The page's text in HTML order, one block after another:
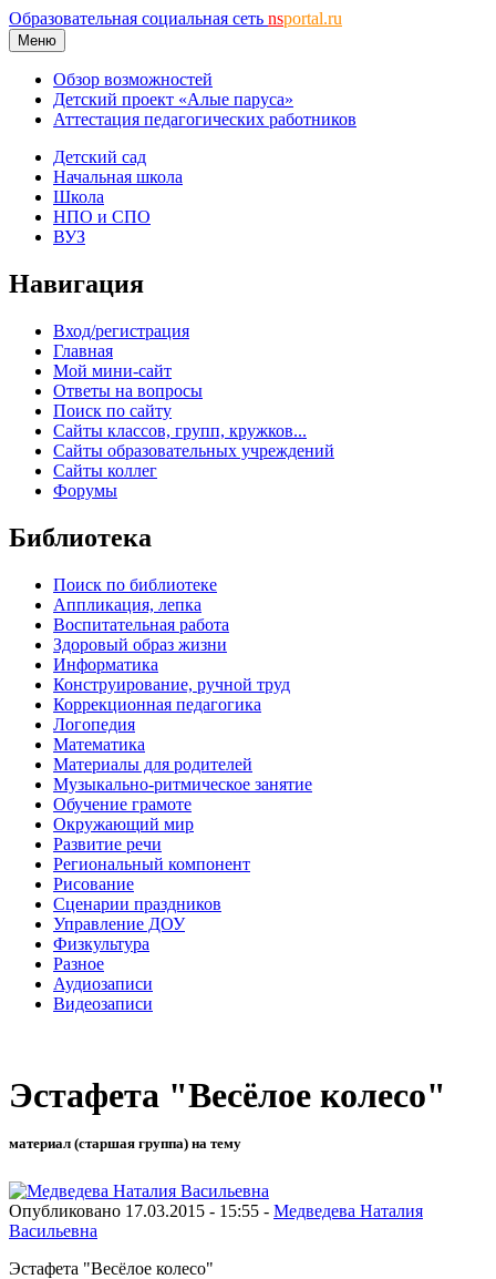
Образовательная социальная сеть nsportal.ru
Меню
Обзор возможностей
Детский проект «Алые паруса»
Аттестация педагогических работников
Детский сад
Начальная школа
Школа
НПО и СПО
ВУЗ
Навигация
Вход/регистрация
Главная
Мой мини-сайт
Ответы на вопросы
Поиск по сайту
Сайты классов, групп, кружков...
Сайты образовательных учреждений
Сайты коллег
Форумы
Библиотека
Поиск по библиотеке
Аппликация, лепка
Воспитательная работа
Здоровый образ жизни
Информатика
Конструирование, ручной труд
Коррекционная педагогика
Логопедия
Математика
Материалы для родителей
Музыкально-ритмическое занятие
Обучение грамоте
Окружающий мир
Развитие речи
Региональный компонент
Рисование
Сценарии праздников
Управление ДОУ
Физкультура
Разное
Аудиозаписи
Видеозаписи
Эстафета "Весёлое колесо"
материал (старшая группа) на тему
Опубликовано 17.03.2015 - 15:55 - Медведева Наталия
Васильевна
Эстафета "Весёлое колесо"